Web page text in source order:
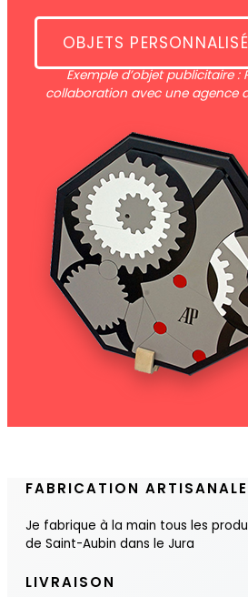
OBJETS
Exemple d’objet publicitaire :
collaboration avec une agence
FABRICATION ARTISANALE
Je fabrique à la main tous les
de Saint-Aubin dans le Jura
LIVRAISON